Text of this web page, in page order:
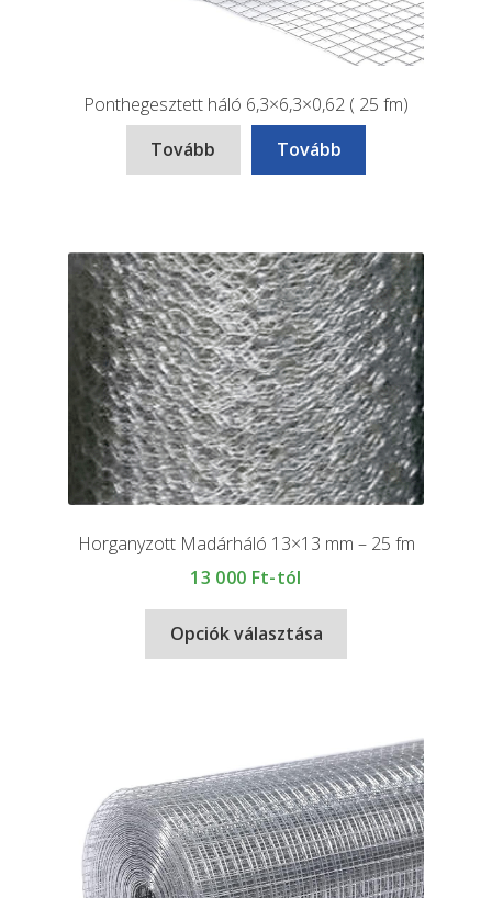
Ponthegesztett háló 6,3×6,3×0,62 ( 25 fm)
Tovább
Tovább
Horganyzott Madárháló 13×13 mm – 25 fm
13 000 Ft-tól
Opciók választása